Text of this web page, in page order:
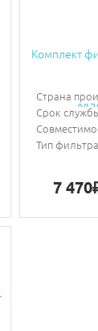
Комплект
Страна
Срок
Тип
7 470